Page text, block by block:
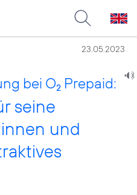
23.05.2023
bei O2 Prepaid:
seine
und